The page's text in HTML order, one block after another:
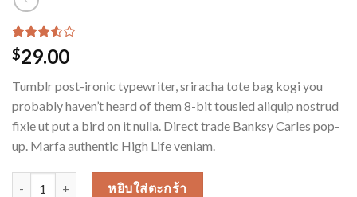
ให้
คะแนน
จาก 5
คะแนน
เต็มบน
2
การให้
คะแนน
ของ
$29.00
Tumblr post-ironic typewriter, sriracha tote bag kogi you
probably haven’t heard of them 8-bit tousled aliquip nostrud
fixie ut put a bird on it nulla. Direct trade Banksy Carles pop-
up. Marfa authentic High Life veniam.
จำนวน Daisy Bag Sonia by Sonia Rykiel ชิ้น
หยิบใส่ตะกร้า